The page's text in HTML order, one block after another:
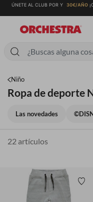
EN MODA DURANTE
Niño
Ropa de deporte
Las novedades
22 artículos